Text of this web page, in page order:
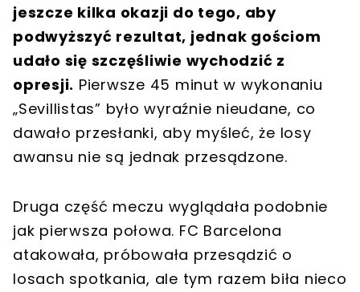
jeszcze kilka okazji do tego, aby
podwyższyć rezultat, jednak gościom
udało się szczęśliwie wychodzić z
opresji. Pierwsze 45 minut w wykonaniu
„Sevillistas” było wyraźnie nieudane, co
dawało przesłanki, aby myśleć, że losy
awansu nie są jednak przesądzone.
Druga część meczu wyglądała podobnie
jak pierwsza połowa. FC Barcelona
atakowała, próbowała przesądzić o
losach spotkania, ale tym razem biła nieco